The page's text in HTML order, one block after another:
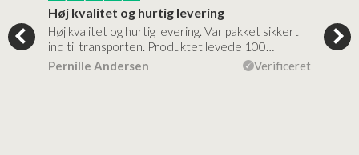
Høj kvalitet og hurtig levering
Høj kvalitet og hurtig levering. Var pakket sikkert
ind til transporten. Produktet levede 100…
Pernille Andersen
Verificeret